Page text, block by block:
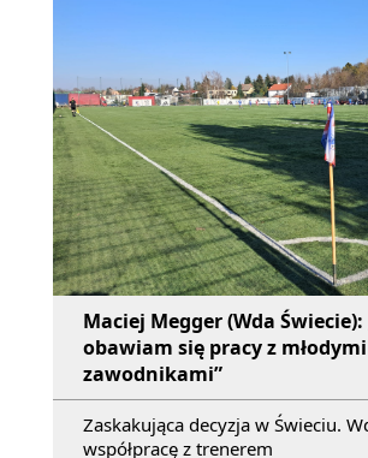
Maciej Megger (Wda Świecie):
obawiam się pracy z młodymi
zawodnikami”
Zaskakująca decyzja w Świeciu.
współpracę z trenerem